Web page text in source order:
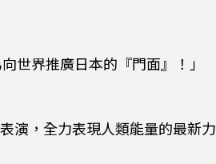
世界推廣日本的『門面』！」
演，全力表現人類能量的最新力